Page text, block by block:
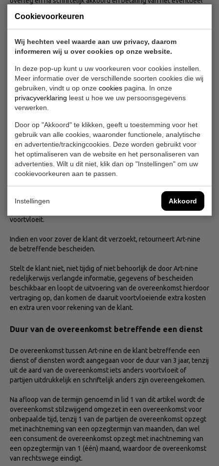
Cookievoorkeuren
Wij hechten veel waarde aan uw privacy, daarom
informeren wij u over cookies op onze website.
In deze pop-up kunt u uw voorkeuren voor cookies instellen.
Meer informatie over de verschillende soorten cookies die wij
gebruiken, vindt u op onze cookies pagina. In onze
privacyverklaring leest u hoe we uw persoonsgegevens
verwerken.
Door op "Akkoord" te klikken, geeft u toestemming voor het
gebruik van alle cookies, waaronder functionele, analytische
en advertentie/trackingcookies. Deze worden gebruikt voor
het optimaliseren van de website en het personaliseren van
advertenties. Wilt u dit niet, klik dan op "Instellingen" om uw
cookievoorkeuren aan te passen.
Instellingen Akkoord
Het is de verantwoordelijkheid van de klant dat Art-nine tijdig kan
beginnen aan de uitvoering van de overeenkomst.
beginnen aan de uitvoering van de overeenkomst, komen de
daaruit voortvloeiende extra kosten en/of extra uren voor
rekening van de klant.
Informatieverstrekking door de klant
De klant stelt alle informatie, gegevens en bescheiden die
relevant zijn voor de correcte uitvoering van de overeenkomst
tijdig en in gewenste vorm en op gewenste wijze beschik-baar
aan Art-nine.
betrouwbaarheid van de ter beschikking gestelde informatie,
gegevens en bescheiden, ook indien deze van derden afkomstig
zijn, voor zover uit de aard van de overeenkomst niet anders
voortvloeit.
Indien en voor zover de klant dit verzoekt, retourneert Art-nine
de betreffende bescheiden.
Stelt de klant niet, niet tijdig of niet behoorlijk de door Art-nine
redelijkerwijs verlangde informatie, gegevens of bescheiden
beschikbaar en loopt de uitvoering van de overeenkomst hierdoor
vertraging op, dan komen de daaruit voortvloeiende extra kosten
en extra uren voor rekening van de klant.
Duur van de overeenkomst betreffende een dienst
De overeenkomst tussen Art-nine en de klant betreffende een
dienst of diensten wordt aangegaan voor de duur van 3 jaar, tenzij
uit de aard van de overeenkomst iets anders voortvloeit of
partijen uitdrukkelijk en schriftelijk anders zijn overeengekomen.
Na afloop van de termijn genoemd in lid 1 van dit artikel wordt de
overeenkomst stilzwijgend omgezet in een overeenkomst voor
onbepaalde tijd, tenzij 1 van de partijen de overeenkomst opzegt
met inachtneming van een opzegtermijn van maanden, dan wel
een consument de overeenkomst opzegt met inachtneming van
een opzegtermijn van 1 (één) maand, waardoor de overeenkomst
van rechtswege eindigt.